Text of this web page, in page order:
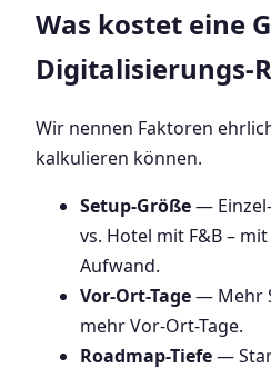
Was kostet eine
Digitalisierungs-
Wir nennen Faktoren
kalkulieren können.
Setup-Größe—
vs. Hotel mit F&B –
Aufwand.
Vor-Ort-Tage— Mehr
mehr Vor-Ort-Tage.
Roadmap-Tiefe—